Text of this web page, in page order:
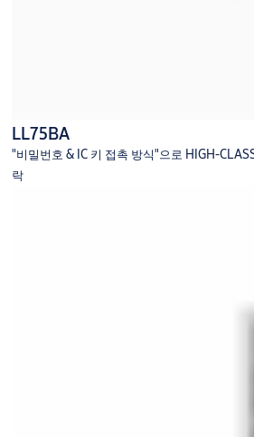
LL75BA
"비밀번호 & IC 키 접촉 방식"으로 HIGH-
락